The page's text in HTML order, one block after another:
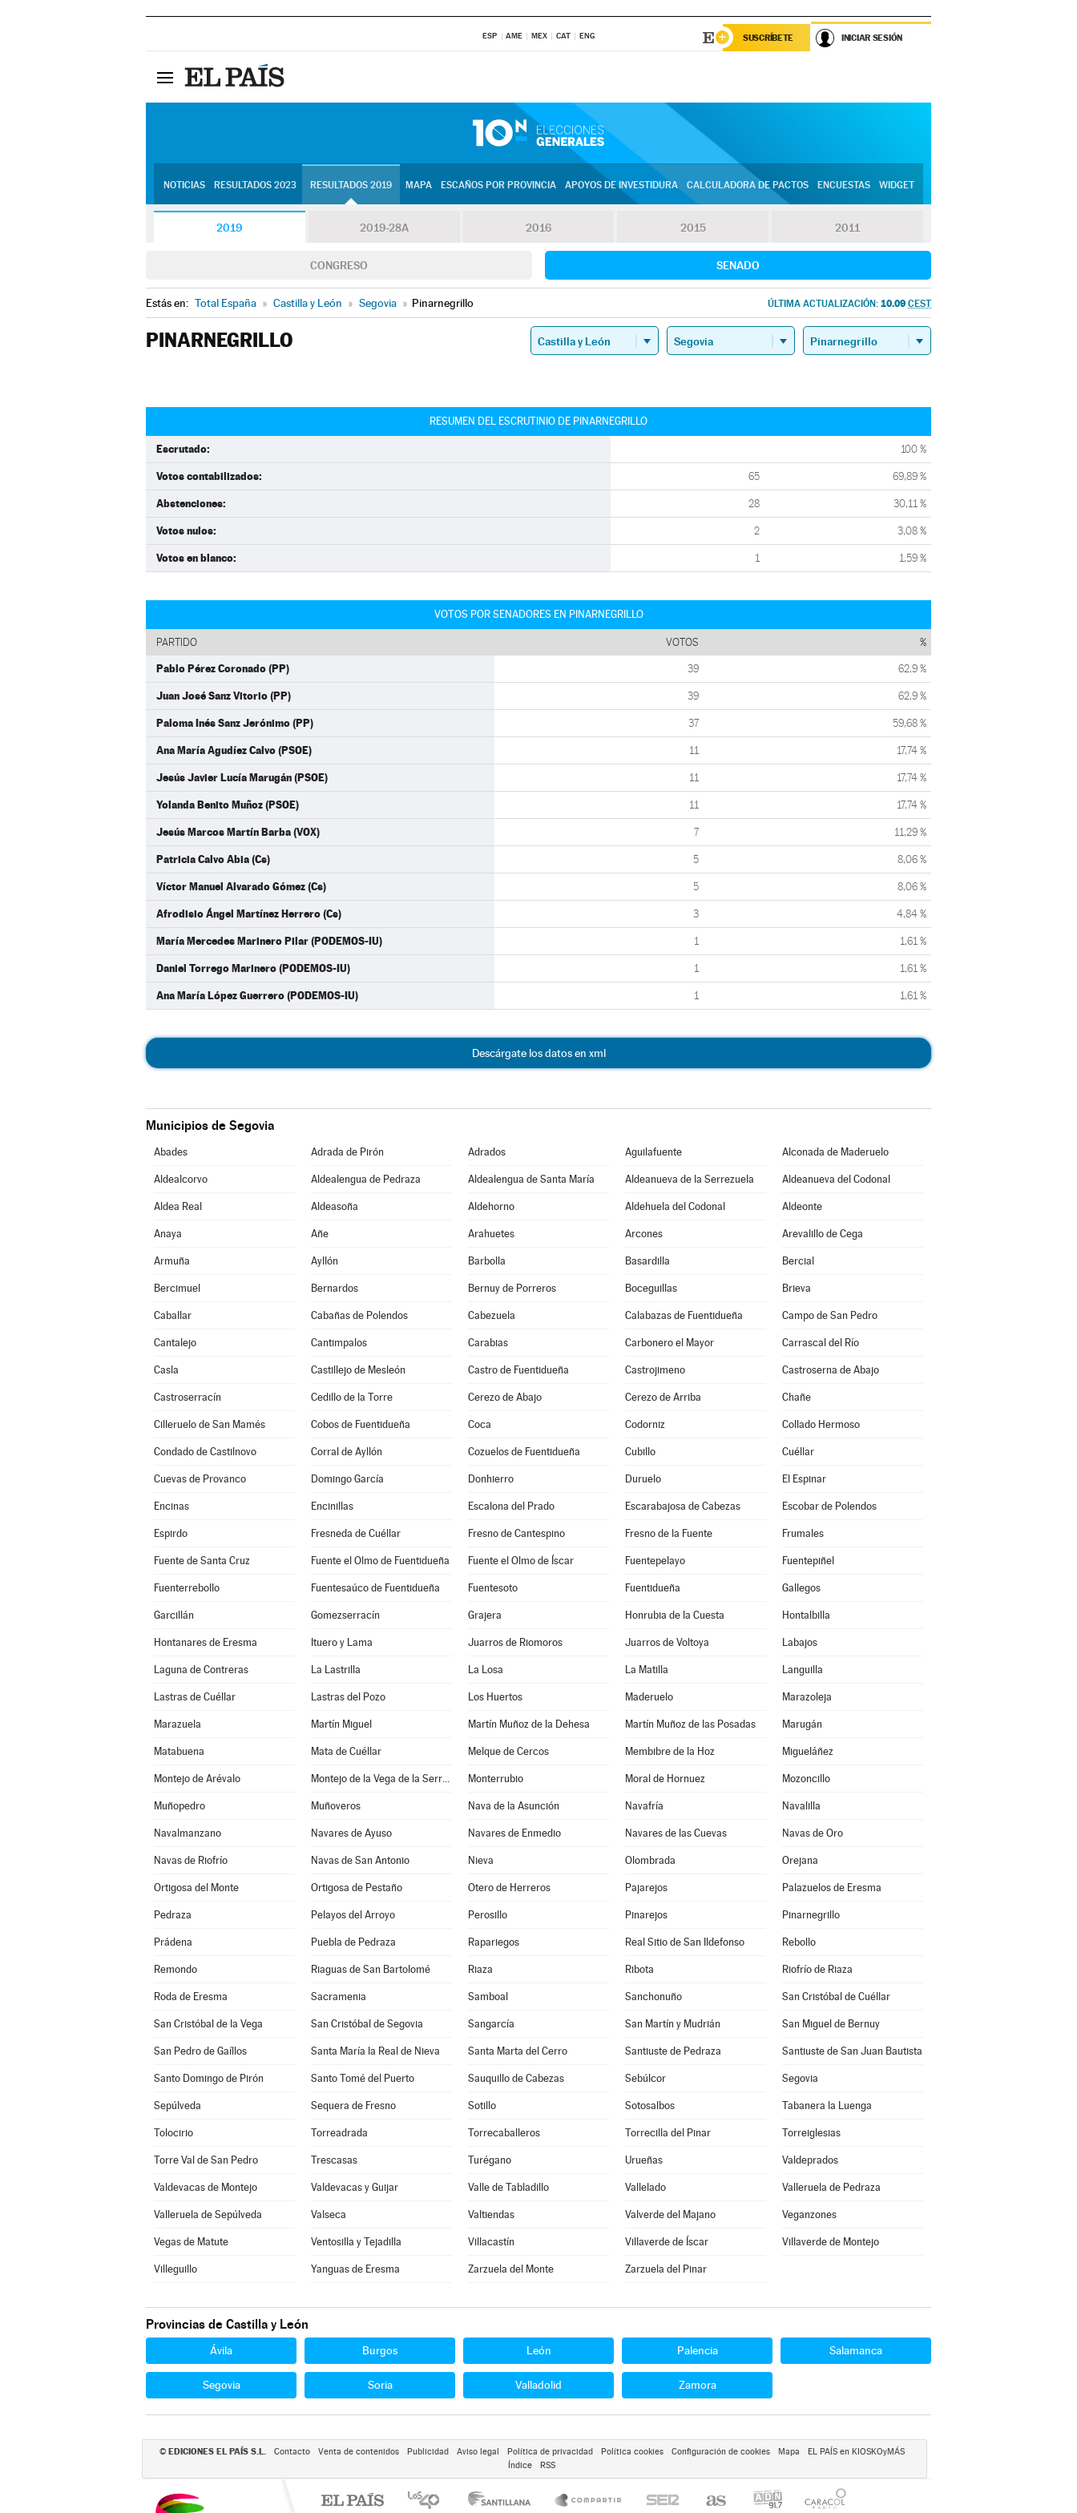
ESP AME MEX CAT ENG SUSCRÍBETE INICIAR SESIÓN
NOTICIAS RESULTADOS 2023 RESULTADOS 2019 MAPA ESCAÑOS POR PROVINCIA APOYOS DE INVESTIDURA CALCULADORA DE PACTOS ENCUESTAS WIDGET
2019 2019-28A 2016 2015 2011
CONGRESO SENADO
Estás en: Total España » Castilla y León » Segovia » Pinarnegrillo ÚLTIMA ACTUALIZACIÓN: 10.09 CEST
PINARNEGRILLO
RESUMEN DEL ESCRUTINIO DE PINARNEGRILLO
Escrutado: 100 %
Votos contabilizados: 65 69,89 %
Abstenciones: 28 30,11 %
Votos nulos: 2 3,08 %
Votos en blanco: 1 1,59 %
VOTOS POR SENADORES EN PINARNEGRILLO
PARTIDO VOTOS %
Pablo Pérez Coronado (PP) 39 62,9 %
Juan José Sanz Vitorio (PP) 39 62,9 %
Paloma Inés Sanz Jerónimo (PP) 37 59,68 %
Ana María Agudíez Calvo (PSOE) 11 17,74 %
Jesús Javier Lucía Marugán (PSOE) 11 17,74 %
Yolanda Benito Muñoz (PSOE) 11 17,74 %
Jesús Marcos Martín Barba (VOX) 7 11,29 %
Patricia Calvo Abia (Cs) 5 8,06 %
Víctor Manuel Alvarado Gómez (Cs) 5 8,06 %
Afrodisio Ángel Martínez Herrero (Cs) 3 4,84 %
María Mercedes Marinero Pilar (PODEMOS-IU) 1 1,61 %
Daniel Torrego Marinero (PODEMOS-IU) 1 1,61 %
Ana María López Guerrero (PODEMOS-IU) 1 1,61 %
Descárgate los datos en xml
Municipios de Segovia
Abades Adrada de Pirón Adrados Aguilafuente Alconada de Maderuelo
Aldealcorvo Aldealengua de Pedraza Aldealengua de Santa María Aldeanueva de la Serrezuela Aldeanueva del Codonal
Aldea Real Aldeasoña Aldehorno Aldehuela del Codonal Aldeonte
Anaya Añe Arahuetes Arcones Arevalillo de Cega
Armuña Ayllón Barbolla Basardilla Bercial
Bercimuel Bernardos Bernuy de Porreros Boceguillas Brieva
Caballar Cabañas de Polendos Cabezuela Calabazas de Fuentidueña Campo de San Pedro
Cantalejo Cantimpalos Carabias Carbonero el Mayor Carrascal del Río
Casla Castillejo de Mesleón Castro de Fuentidueña Castrojimeno Castroserna de Abajo
Castroserracín Cedillo de la Torre Cerezo de Abajo Cerezo de Arriba Chañe
Cilleruelo de San Mamés Cobos de Fuentidueña Coca Codorniz Collado Hermoso
Condado de Castilnovo Corral de Ayllón Cozuelos de Fuentidueña Cubillo Cuéllar
Cuevas de Provanco Domingo García Donhierro Duruelo El Espinar
Encinas Encinillas Escalona del Prado Escarabajosa de Cabezas Escobar de Polendos
Espirdo Fresneda de Cuéllar Fresno de Cantespino Fresno de la Fuente Frumales
Fuente de Santa Cruz Fuente el Olmo de Fuentidueña Fuente el Olmo de Íscar Fuentepelayo Fuentepiñel
Fuenterrebollo Fuentesaúco de Fuentidueña Fuentesoto Fuentidueña Gallegos
Garcillán Gomezserracín Grajera Honrubia de la Cuesta Hontalbilla
Hontanares de Eresma Ituero y Lama Juarros de Riomoros Juarros de Voltoya Labajos
Laguna de Contreras La Lastrilla La Losa La Matilla Languilla
Lastras de Cuéllar Lastras del Pozo Los Huertos Maderuelo Marazoleja
Marazuela Martín Miguel Martín Muñoz de la Dehesa Martín Muñoz de las Posadas Marugán
Matabuena Mata de Cuéllar Melque de Cercos Membibre de la Hoz Migueláñez
Montejo de Arévalo Montejo de la Vega de la Serrezuela Monterrubio Moral de Hornuez Mozoncillo
Muñopedro Muñoveros Nava de la Asunción Navafría Navalilla
Navalmanzano Navares de Ayuso Navares de Enmedio Navares de las Cuevas Navas de Oro
Navas de Riofrío Navas de San Antonio Nieva Olombrada Orejana
Ortigosa del Monte Ortigosa de Pestaño Otero de Herreros Pajarejos Palazuelos de Eresma
Pedraza Pelayos del Arroyo Perosillo Pinarejos Pinarnegrillo
Prádena Puebla de Pedraza Rapariegos Real Sitio de San Ildefonso Rebollo
Remondo Riaguas de San Bartolomé Riaza Ribota Riofrío de Riaza
Roda de Eresma Sacramenia Samboal Sanchonuño San Cristóbal de Cuéllar
San Cristóbal de la Vega San Cristóbal de Segovia Sangarcía San Martín y Mudrián San Miguel de Bernuy
San Pedro de Gaíllos Santa María la Real de Nieva Santa Marta del Cerro Santiuste de Pedraza Santiuste de San Juan Bautista
Santo Domingo de Pirón Santo Tomé del Puerto Sauquillo de Cabezas Sebúlcor Segovia
Sepúlveda Sequera de Fresno Sotillo Sotosalbos Tabanera la Luenga
Tolocirio Torreadrada Torrecaballeros Torrecilla del Pinar Torreiglesias
Torre Val de San Pedro Trescasas Turégano Urueñas Valdeprados
Valdevacas de Montejo Valdevacas y Guijar Valle de Tabladillo Vallelado Valleruela de Pedraza
Valleruela de Sepúlveda Valseca Valtiendas Valverde del Majano Veganzones
Vegas de Matute Ventosilla y Tejadilla Villacastín Villaverde de Íscar Villaverde de Montejo
Villeguillo Yanguas de Eresma Zarzuela del Monte Zarzuela del Pinar
Provincias de Castilla y León
Ávila Burgos León Palencia Salamanca
Segovia Soria Valladolid Zamora
© EDICIONES EL PAÍS S.L. Contacto Venta de contenidos Publicidad Aviso legal Política de privacidad Política cookies Configuración de cookies Mapa
EL PAÍS en KIOSKOyMÁS
Índice
RSS